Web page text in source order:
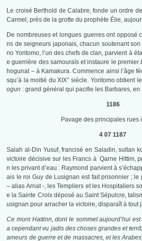
Le croisé Berthold de Calabre, fonde un ordre
Carmel, près de la grotte du prophète Élie,
De nombreuses et longues guerres ont opposé
ns de seigneurs japonais, chacun soutenant
no Yoritomo, l’un des chefs de clan, parvient à
e guerrière des samouraïs et instaure le premier
hogunat – à Kamakura. Commence ainsi l’âge
squ’à la moitié du XIX° siècle. Yoritomo obtient
ogun : grand général qui pacifie les Barbares, en
1186
Pavage des principales rues
4 07 1187
Salah al-Din Yusuf, francisé en Saladin, sultan
victoire décisive sur les Francs à Qarne Hittim,
n les privant d’eau : Raymond parvient à
ais le roi Guy de Lusignan est fait prisonnier ;
– alias Arnat -, les Templiers et les Hospitaliers
e la Sainte Croix déposé au Saint Sépulcre,
usignan pour arracher la victoire, disparaît à tout
Ce mont Hattinn, dont le sommet aujourd’hui
a cependant vu jadis des choses grandes et
ameurs de guerre et de massacres, et les